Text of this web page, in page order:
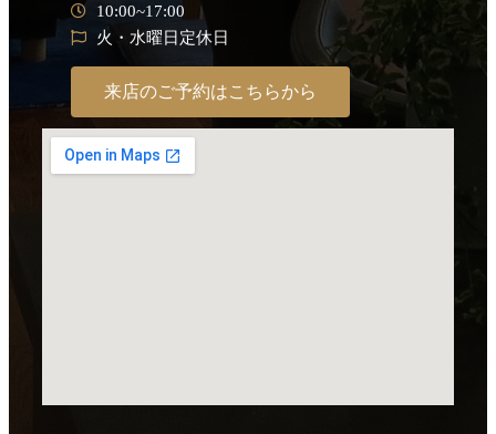
10:00~17:00
火・水曜日定休日
来店のご予約はこちらから